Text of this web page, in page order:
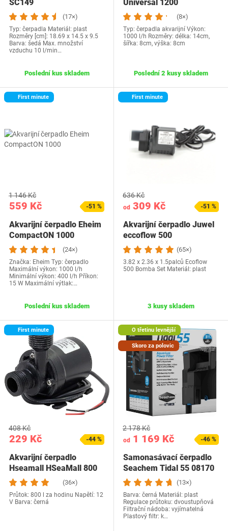
SC149
(17×)
Typ: čerpadla Materiál: plast
Rozměry [cm]: 18.69 x 14.5 x 9.5
Barva: šedá Max. množství
vzduchu 10 l/min…
Poslední kus skladem
Universal 1200
(8×)
Typ: čerpadla akvarijní Výkon:
1000 l/h Rozměry: délka: 14cm,
šířka: 8cm, výška: 8cm
Poslední 2 kusy skladem
First minute
559 Kč
1 146 Kč
-51 %
Akvarijní čerpadlo Eheim
CompactON 1000
(24×)
Značka: Eheim Typ: čerpadlo
Maximální výkon: 1000 l/h
Minimální výkon: 400 l/h Příkon:
15 W Maximální výtlak:…
Poslední kus skladem
First minute
od 309 Kč
636 Kč
-51 %
Akvarijní čerpadlo Juwel
eccoflow 500
(65×)
3.82 x 2.36 x 1.5palců Ecoflow
500 Bomba Set Materiál: plast
3 kusy skladem
First minute
229 Kč
408 Kč
-44 %
Akvarijní čerpadlo
Hseamall HSeaMall 800
l/h
(36×)
Průtok: 800 l za hodinu Napětí: 12
V Barva: černá
O třetinu levnější
Skoro za polovic
od 1 169 Kč
2 178 Kč
-46 %
Samonasávací čerpadlo
Seachem Tidal 55 08170
(13×)
Barva: černá Materiál: plast
Regulace průtoku: dvoustupňová
Filtrační nádoba: vyjímatelná
Plastový filtr: k…